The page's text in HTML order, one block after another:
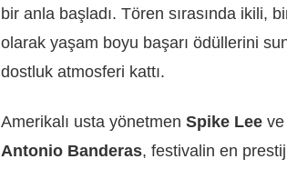
bir anla başladı. Tören sırasında ikili,
olarak yaşam boyu başarı ödüllerini
dostluk atmosferi kattı.
Amerikalı usta yönetmen Spike Lee ve
Antonio Banderas, festivalin en